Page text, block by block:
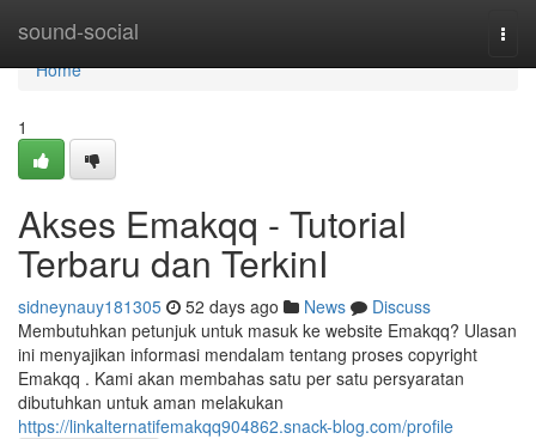
sound-social
Home
Home
1
Akses Emakqq - Tutorial
Terbaru dan TerkinI
sidneynauy181305 52 days ago News
Discuss
Membutuhkan petunjuk untuk masuk ke website Emakqq? Ulasan
ini menyajikan informasi mendalam tentang proses copyright
Emakqq . Kami akan membahas satu per satu persyaratan
dibutuhkan untuk aman melakukan
https://linkalternatifemakqq904862.snack-blog.com/profile